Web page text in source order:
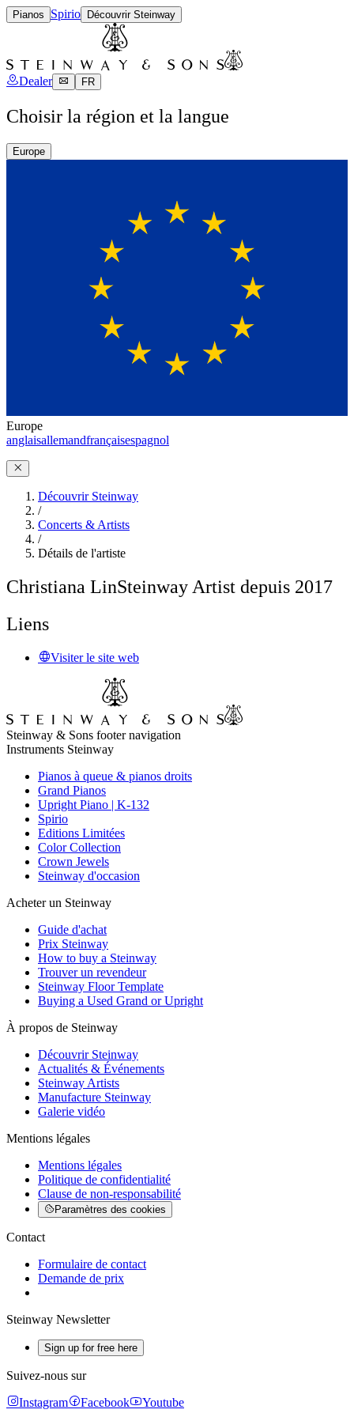
Pianos Spirio Découvrir Steinway
Dealer FR
Choisir la région et la langue
Europe
Europe
anglaisallemandfrançaisespagnol
Découvrir Steinway
/
Concerts & Artists
/
Détails de l'artiste
Christiana LinSteinway Artist depuis 2017
Liens
Visiter le site web
Steinway & Sons footer navigation
Instruments Steinway
Pianos à queue & pianos droits
Grand Pianos
Upright Piano | K-132
Spirio
Editions Limitées
Color Collection
Crown Jewels
Steinway d'occasion
Acheter un Steinway
Guide d'achat
Prix Steinway
How to buy a Steinway
Trouver un revendeur
Steinway Floor Template
Buying a Used Grand or Upright
À propos de Steinway
Découvrir Steinway
Actualités & Événements
Steinway Artists
Manufacture Steinway
Galerie vidéo
Mentions légales
Mentions légales
Politique de confidentialité
Clause de non-responsabilité
Paramètres des cookies
Contact
Formulaire de contact
Demande de prix
Steinway Newsletter
Sign up for free here
Suivez-nous sur
Instagram
Facebook Youtube